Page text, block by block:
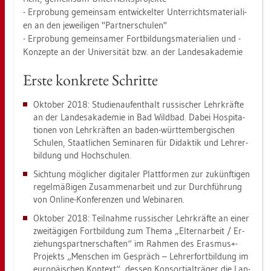
- Er­pro­bung ge­mein­sam ent­wi­ckel­ter Un­ter­richts­ma­te­ria­li­
en an den je­wei­li­gen "Part­ner­schu­len"
- Er­pro­bung ge­mein­sa­mer Fort­bil­dungs­ma­te­ria­li­en und -
Kon­zep­te an der Uni­ver­si­tät bzw. an der Lan­des­aka­de­mie
Erste kon­kre­te Schrit­te
Ok­to­ber 2018: Stu­di­en­auf­ent­halt rus­si­scher Lehr­kräf­te
an der Lan­des­aka­de­mie in Bad Wild­bad. Dabei Hos­pi­ta­
tio­nen von Lehr­kräf­ten an baden-würt­tem­ber­gi­schen
Schu­len, Staat­li­chen Se­mi­na­ren für Di­dak­tik und Leh­rer­
bil­dung und Hoch­schu­len.
Sich­tung mög­li­cher di­gi­ta­ler Platt­for­men zur zu­künf­ti­gen
re­gel­mä­ßi­gen Zu­sam­men­ar­beit und zur Durch­füh­rung
von On­line-Kon­fe­ren­zen und We­bi­na­ren.
Ok­to­ber 2018: Teil­nah­me rus­si­scher Lehr­kräf­te an einer
zwei­tä­gi­gen Fort­bil­dung zum Thema „El­tern­ar­beit / Er­
zie­hungs­part­ner­schaf­ten“ im Rah­men des Eras­mus+-
Pro­jekts „Men­schen im Ge­spräch – Leh­rer­fort­bil­dung im